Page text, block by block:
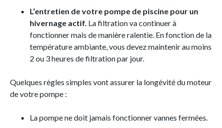
L’entretien de votre pompe de piscine pour un
hivernage actif. La filtration va continuer à
fonctionner mais de manière ralentie. En fonction de la
température ambiante, vous devez maintenir au moins
2 ou 3 heures de filtration par jour.
Quelques règles simples vont assurer la longévité du moteur
de votre pompe :
La pompe ne doit jamais fonctionner vannes fermées.